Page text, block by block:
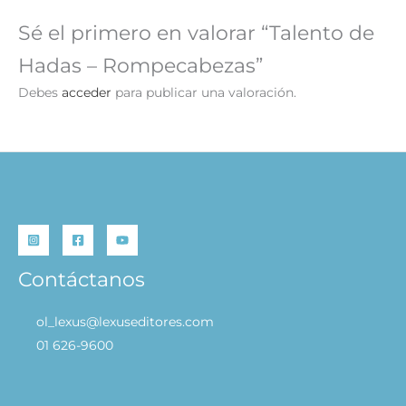
Sé el primero en valorar “Talento de
Hadas – Rompecabezas”
Debes acceder para publicar una valoración.
Contáctanos
ol_lexus@lexuseditores.com
01 626-9600